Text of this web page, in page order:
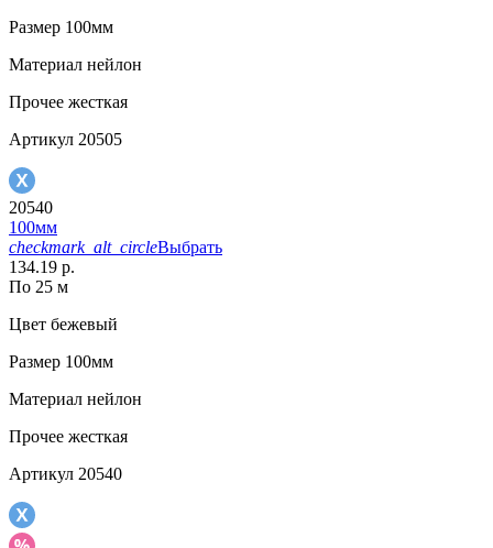
Размер 100мм
Материал нейлон
Прочее жесткая
Артикул 20505
20540
100мм
checkmark_alt_circleВыбрать
134.19 р.
По 25 м
Цвет бежевый
Размер 100мм
Материал нейлон
Прочее жесткая
Артикул 20540